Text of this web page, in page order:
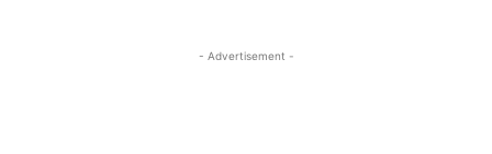
- Advertisement -